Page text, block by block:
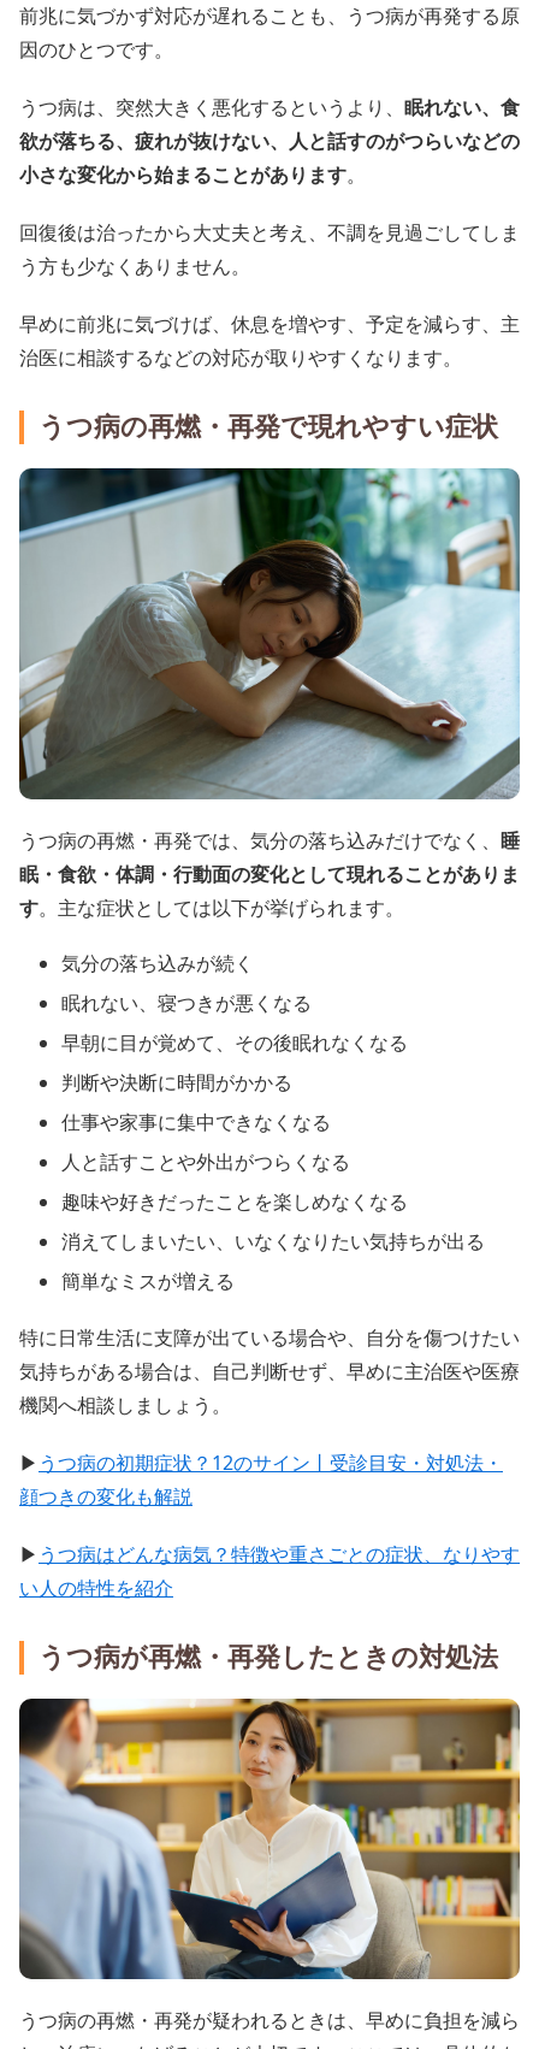
前兆に気づかず対応が遅れることも、うつ病が再発する原
因のひとつです。
うつ病は、突然大きく悪化するというより、 眠れない、食
欲が落ちる、疲れが抜けない、人と話すのがつらいなどの
小さな変化から始まることがあります。
回復後は治ったから大丈夫と考え、不調を見過ごしてしま
う方も少なくありません。
早めに前兆に気づけば、休息を増やす、予定を減らす、主
治医に相談するなどの対応が取りやすくなります。
うつ病の再燃・再発で現れやすい症状
うつ病の再燃・再発では、気分の落ち込みだけでなく、 睡
眠・食欲・体調・行動面の変化として現れることがありま
す。主な症状としては以下が挙げられます。
気分の落ち込みが続く
眠れない、寝つきが悪くなる
早朝に目が覚めて、その後眠れなくなる
判断や決断に時間がかかる
仕事や家事に集中できなくなる
人と話すことや外出がつらくなる
趣味や好きだったことを楽しめなくなる
消えてしまいたい、いなくなりたい気持ちが出る
簡単なミスが増える
特に日常生活に支障が出ている場合や、自分を傷つけたい
気持ちがある場合は、自己判断せず、早めに主治医や医療
機関へ相談しましょう。
▶ うつ病の初期症状？12のサイン丨受診目安・対処法・
顔つきの変化も解説
▶ うつ病はどんな病気？特徴や重さごとの症状、なりやす
い人の特性を紹介
うつ病が再燃・再発したときの対処法
うつ病の再燃・再発が疑われるときは、早めに負担を減ら